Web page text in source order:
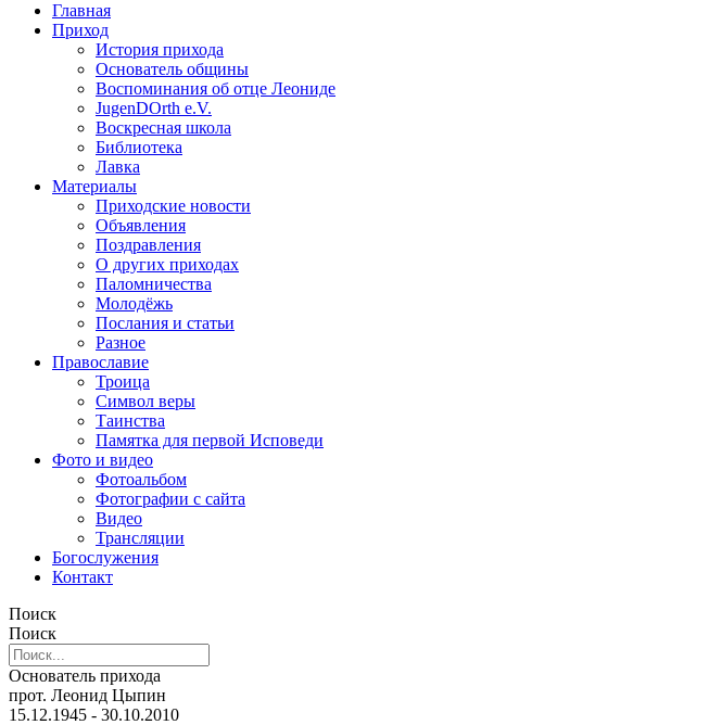
Главная
Приход
История прихода
Основатель общины
Воспоминания об отце Леониде
JugenDOrth e.V.
Воскресная школа
Библиотека
Лавка
Материалы
Приходские новости
Объявления
Поздравления
О других приходах
Паломничества
Молодёжь
Послания и статьи
Разное
Православие
Троица
Символ веры
Таинства
Памятка для первой Исповеди
Фото и видео
Фотоальбом
Фотографии с сайта
Видео
Трансляции
Богослужения
Контакт
Поиск
Поиск
Основатель прихода
прот. Леонид Цыпин
15.12.1945 - 30.10.2010